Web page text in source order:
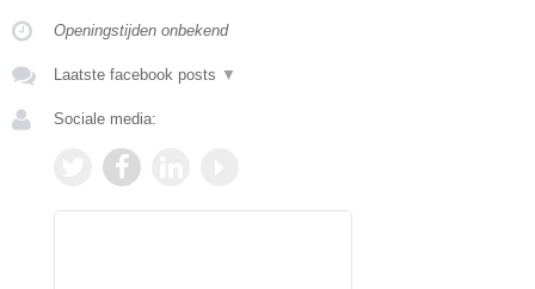
Openingstijden onbekend
Laatste facebook posts ▼
Sociale media: